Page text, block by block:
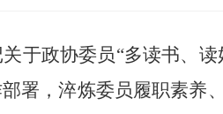
于政协委员“多读书、读
署，淬炼委员履职素养